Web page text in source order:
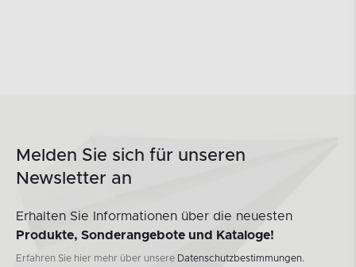
Melden Sie sich für unseren
Newsletter an
Erhalten Sie Informationen über die neuesten
Produkte, Sonderangebote und Kataloge!
Erfahren Sie hier mehr über unsere Datenschutzbestimmungen.